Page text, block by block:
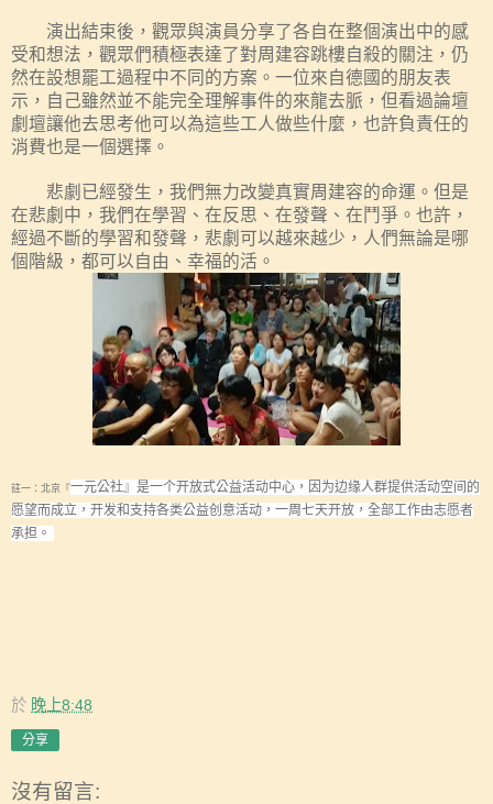
演出結束後，觀眾與演員分享了各自在整個演出中的感
受和想法，觀眾們積極表達了對周建容跳樓自殺的關注，仍
然在設想罷工過程中不同的方案。一位來自德國的朋友表
示，自己雖然並不能完全理解事件的來龍去脈，但看過論壇
劇壇讓他去思考他可以為這些工人做些什麼，也許負責任的
消費也是一個選擇。
悲劇已經發生，我們無力改變真實周建容的命運。但是
在悲劇中，我們在學習、在反思、在發聲、在鬥爭。也許，
經過不斷的學習和發聲，悲劇可以越來越少，人們無論是哪
個階級，都可以自由、幸福的活。
註一：北京『一元公社』是一个开放式公益活动中心，因为边缘人群提供活动空间的
愿望而成立，开发和支持各类公益创意活动，一周七天开放，全部工作由志愿者
承担。
於 晚上8:48
分享
沒有留言: